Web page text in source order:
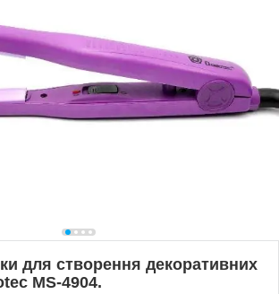
для створення декоративних
MS-4904.